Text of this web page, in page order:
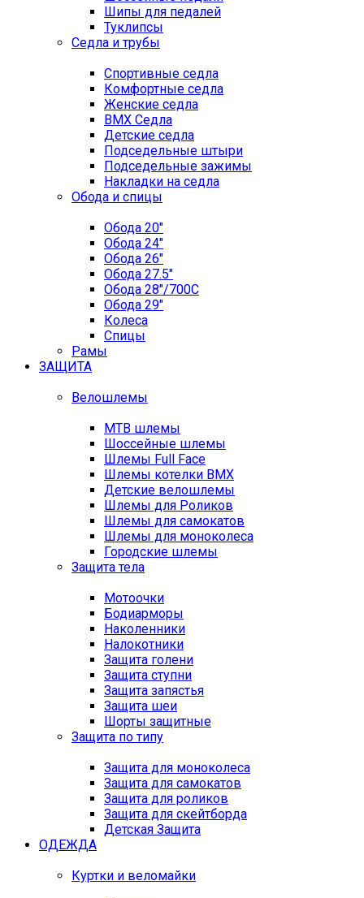
Шипы для педалей
Туклипсы
Седла и трубы
Спортивные седла
Комфортные седла
Женские седла
BMX Седла
Детские седла
Подседельные штыри
Подседельные зажимы
Накладки на седла
Обода и спицы
Обода 20"
Обода 24"
Обода 26"
Обода 27.5"
Обода 28"/700C
Обода 29"
Колеса
Спицы
Рамы
ЗАЩИТА
Велошлемы
MTB шлемы
Шоссейные шлемы
Шлемы Full Face
Шлемы котелки BMX
Детские велошлемы
Шлемы для Роликов
Шлемы для самокатов
Шлемы для моноколеса
Городские шлемы
Защита тела
Мотоочки
Бодиарморы
Наколенники
Налокотники
Защита голени
Защита ступни
Защита запястья
Защита шеи
Шорты защитные
Защита по типу
Защита для моноколеса
Защита для самокатов
Защита для роликов
Защита для скейтборда
Детская Защита
ОДЕЖДА
Куртки и веломайки